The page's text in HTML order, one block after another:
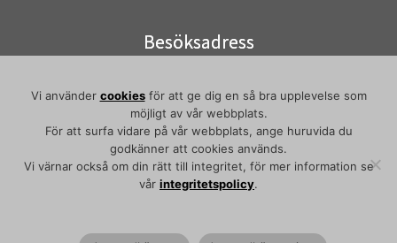
Besöksadress
Elektronvägen 2
141 49 Huddinge
Pendeltåg/commuter train:
Flemingsberg
Vi använder cookiesför att ge dig en så bra upplevelse som
möjligt av vår webbplats.
För att surfa vidare på vår webbplats, ange huruvida du
godkänner att cookies används.
Vi värnar också om din rätt till integritet, för mer information se
vår integritetspolicy.